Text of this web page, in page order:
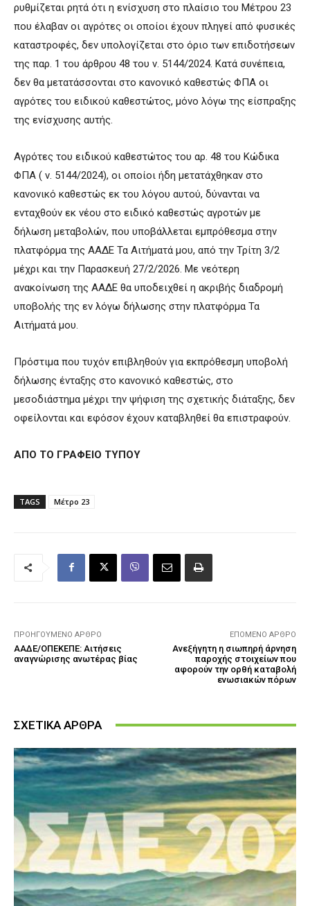
ρυθμίζεται ρητά ότι η ενίσχυση στο πλαίσιο του Μέτρου 23
που έλαβαν οι αγρότες οι οποίοι έχουν πληγεί από φυσικές
καταστροφές, δεν υπολογίζεται στο όριο των επιδοτήσεων
της παρ. 1 του άρθρου 48 του ν. 5144/2024. Κατά συνέπεια,
δεν θα μετατάσσονται στο κανονικό καθεστώς ΦΠΑ οι
αγρότες του ειδικού καθεστώτος, μόνο λόγω της είσπραξης
της ενίσχυσης αυτής.
Αγρότες του ειδικού καθεστώτος του αρ. 48 του Κώδικα
ΦΠΑ ( ν. 5144/2024), οι οποίοι ήδη μετατάχθηκαν στο
κανονικό καθεστώς εκ του λόγου αυτού, δύνανται να
ενταχθούν εκ νέου στο ειδικό καθεστώς αγροτών με
δήλωση μεταβολών, που υποβάλλεται εμπρόθεσμα στην
πλατφόρμα της ΑΑΔΕ Τα Αιτήματά μου, από την Τρίτη 3/2
μέχρι και την Παρασκευή 27/2/2026. Με νεότερη
ανακοίνωση της ΑΑΔΕ θα υποδειχθεί η ακριβής διαδρομή
υποβολής της εν λόγω δήλωσης στην πλατφόρμα Τα
Αιτήματά μου.
Πρόστιμα που τυχόν επιβληθούν για εκπρόθεσμη υποβολή
δήλωσης ένταξης στο κανονικό καθεστώς, στο
μεσοδιάστημα μέχρι την ψήφιση της σχετικής διάταξης, δεν
οφείλονται και εφόσον έχουν καταβληθεί θα επιστραφούν.
ΑΠΟ ΤΟ ΓΡΑΦΕΙΟ ΤΥΠΟΥ
TAGS Μέτρο 23
ΠΡΟΗΓΟΎΜΕΝΟ ΆΡΘΡΟ
ΑΑΔΕ/ΟΠΕΚΕΠΕ: Αιτήσεις
αναγνώρισης ανωτέρας βίας
ΕΠΌΜΕΝΟ ΆΡΘΡΟ
Ανεξήγητη η σιωπηρή άρνηση
παροχής στοιχείων που
αφορούν την ορθή καταβολή
ενωσιακών πόρων
ΣΧΕΤΙΚΑ ΑΡΘΡΑ